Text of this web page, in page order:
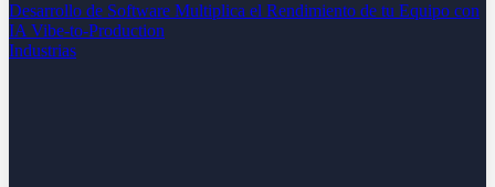
Desarrollo de Software Multiplica el Rendimiento de tu Equipo con
IA Vibe-to-Production
Industrias